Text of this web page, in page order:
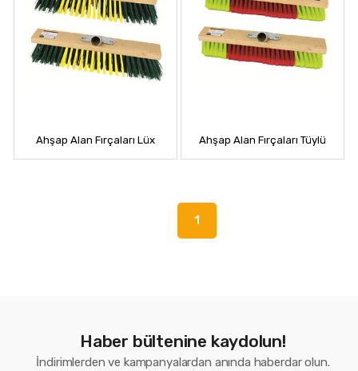
Ahşap Alan Fırçaları Lüx Ahşap Alan Fırçaları Tüylü
1
Haber bültenine kaydolun!
İndirimlerden ve kampanyalardan anında haberdar olun.